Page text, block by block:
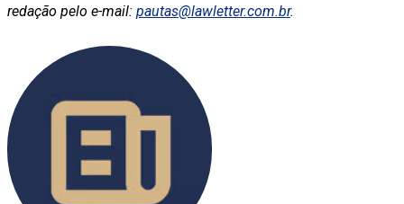
redação pelo e-mail: pautas@lawletter.com.br.